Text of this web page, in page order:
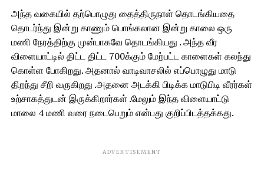
அந்த வகையில் தற்பொழுது தைத்திருநாள் தொடங்கியதை
தொடர்ந்து இன்று காணும் பொங்கலான இன்று காலை ஒரு
மணி நேரத்திற்கு முன்பாகவே தொடங்கியது . அந்த வீர
விளையாட்டில் திட்ட திட்ட 700க்கும் மேற்பட்ட காளைகள் கலந்து
கொள்ள போகிறது. அதனால் வாடிவாசலில் எப்பொழுது மாடு
திறந்து சீறி வருகிறது .அதனை அடக்கி பிடிக்க மாடுபிடி வீரர்கள்
உற்சாகத்துடன் இருக்கிறார்கள் .மேலும் இந்த விளையாட்டு
மாலை 4 மணி வரை நடைபெறும் என்பது குறிப்பிடத்தக்கது.
ADVERTISEMENT